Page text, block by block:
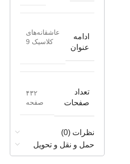
ادامه
عنوان
عاشقانه‌های
کلاسیک 9
تعداد
صفحات
۴۳۲
صفحه
نظرات (0)
حمل و نقل و تحویل